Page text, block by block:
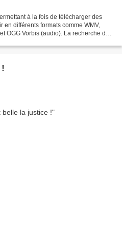
à la fois de télécharger des
en différents formats comme WMV,
OGG Vorbis (audio). La recherche de